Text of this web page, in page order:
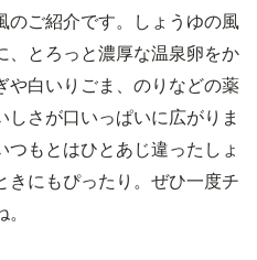
のご紹介です。しょうゆの風
、とろっと濃厚な温泉卵をか
や白いりごま、のりなどの薬
さが口いっぱいに広がりま
もとはひとあじ違ったしょ
きにもぴったり。ぜひ一度チ